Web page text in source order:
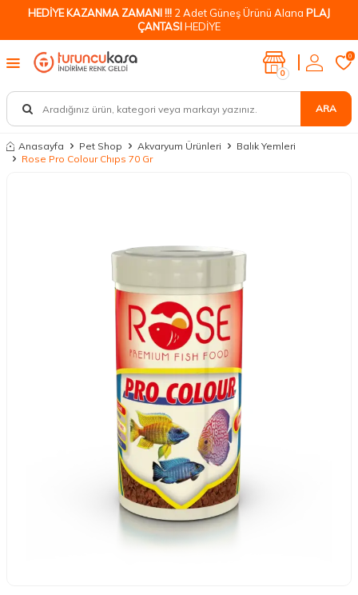
HEDİYE KAZANMA ZAMANI !!! 2 Adet Güneş Ürünü Alana PLAJ
ÇANTASIHEDİYE
ARA
0
0
Anasayfa Pet Shop Akvaryum Ürünleri
Balık Yemleri
Rose Pro Colour Chıps 70 Gr